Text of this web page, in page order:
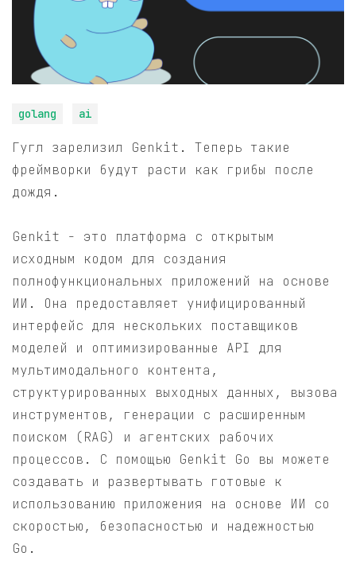
golang ai
Гугл зарелизил Genkit. Теперь такие
фреймворки будут расти как грибы после
дождя.
Genkit - это платформа с открытым
исходным кодом для создания
полнофункциональных приложений на основе
ИИ. Она предоставляет унифицированный
интерфейс для нескольких поставщиков
моделей и оптимизированные API для
мультимодального контента,
структурированных выходных данных, вызова
инструментов, генерации с расширенным
поиском (RAG) и агентских рабочих
процессов. С помощью Genkit Go вы можете
создавать и развертывать готовые к
использованию приложения на основе ИИ со
скоростью, безопасностью и надежностью
Go.